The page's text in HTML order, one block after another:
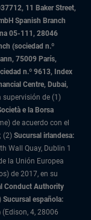
11 Baker Street,
Spanish Branch
05-111, 28046
(sociedad n.º
75009 París,
n.º 9613, Index
Centre, Dubai,
supervisión de (1)
e la Borsa
de acuerdo con el
(2) Sucursal irlandesa:
Wall Quay, Dublin 1
la Unión Europea
de 2017, en su
Conduct Authority
Sucursal española:
(Edison, 4, 28006